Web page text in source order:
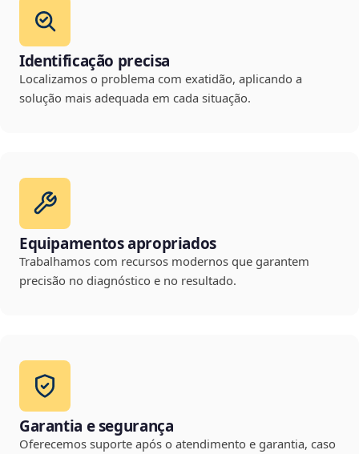
Identificação precisa
Localizamos o problema com exatidão, aplicando a
solução mais adequada em cada situação.
Equipamentos apropriados
Trabalhamos com recursos modernos que garantem
precisão no diagnóstico e no resultado.
Garantia e segurança
Oferecemos suporte após o atendimento e garantia, caso